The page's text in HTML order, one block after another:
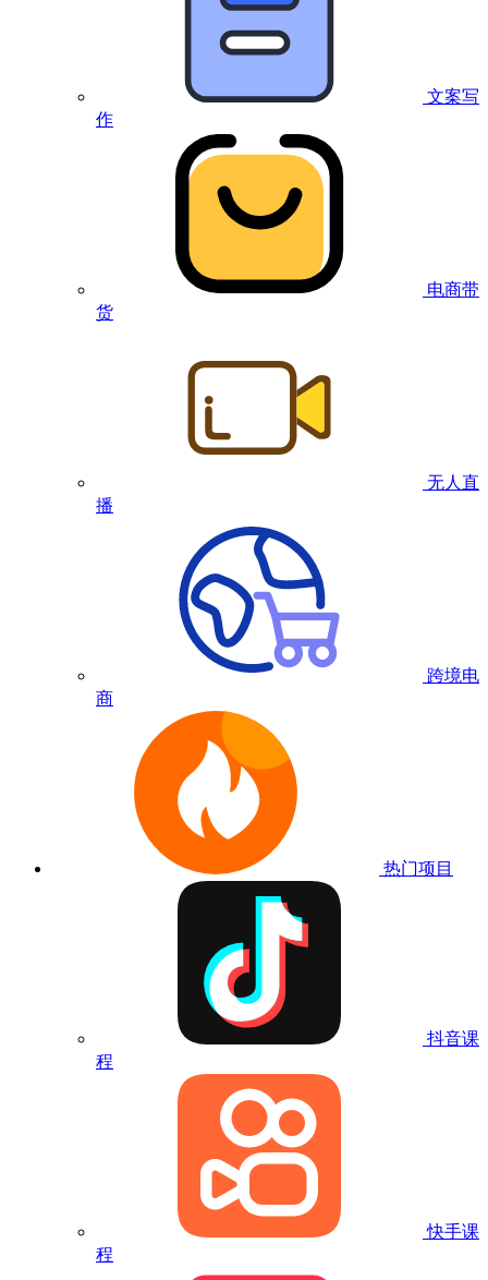
文案写
作
电商带
货
无人直
播
跨境电
商
热门项目
抖音课
程
快手课
程